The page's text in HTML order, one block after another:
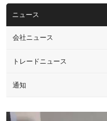
ニュース
会社ニュース
トレードニュース
通知
Video